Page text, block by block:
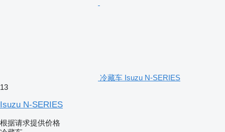
冷藏车 Isuzu N-SERIES
13
Isuzu N-SERIES
根据请求提供价格